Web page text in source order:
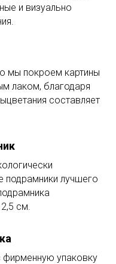
и визуально
мы покроем картины
лаком, благодаря
составляет
лучшего
см.
упаковку